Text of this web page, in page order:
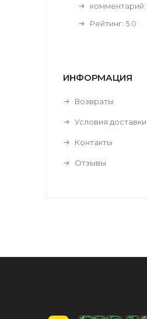
комментарий:
Рейтинг: 5.0
ИНФОРМАЦИЯ
Возвраты
Условия доставки
Контакты
Отзывы